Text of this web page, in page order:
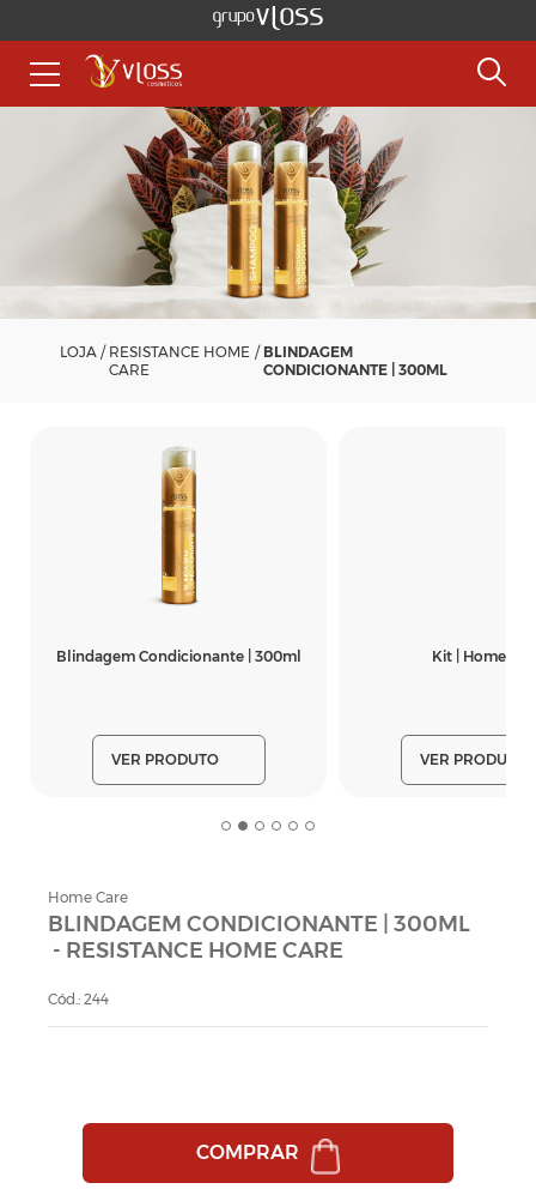
LOJA / RESISTANCE HOME
CARE
/ BLINDAGEM
CONDICIONANTE | 300ML
Blindagem Condicionante | 300ml
VER PRODUTO
Kit | Home
VER PRODUTO
Home Care
BLINDAGEM CONDICIONANTE | 300ML
- RESISTANCE HOME CARE
Cód.: 244
COMPRAR